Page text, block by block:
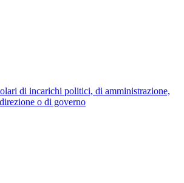
di incarichi politici, di amministrazione,
o di governo